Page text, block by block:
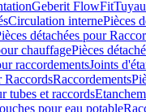
Geberit FlowFit
Circulation internePièces
détachées pour
chauffagePièces
raccordementsJoints
RaccordsRaccordements
tubes et raccords
pour eau potable